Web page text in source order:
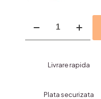
Gene
False,Banda,ALBFELER-
Livrare rapida
Plata securizata